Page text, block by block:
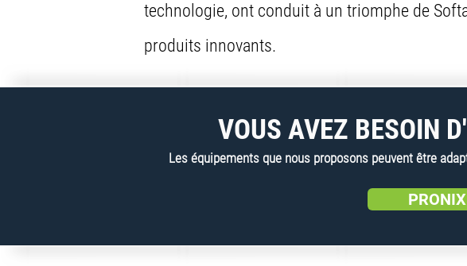
technologie, ont conduit à un triomphe de
produits innovants.
VOUS AVEZ BESOIN
Les équipements que nous proposons peuvent être